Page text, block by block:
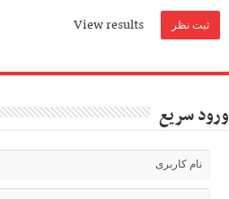
View results
ورود سریع